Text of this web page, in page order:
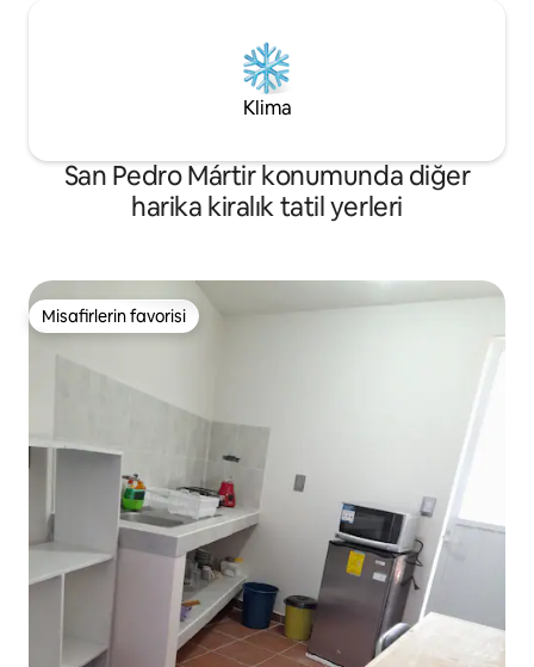
Klima
San Pedro Mártir konumunda diğer
harika kiralık tatil yerleri
Misafirlerin favorisi
Misafirlerin favorisi